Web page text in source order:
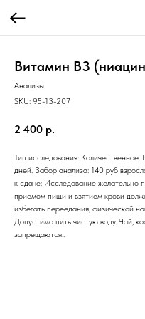
Витамин B3
Анализы
SKU: 95-13-207
2 400 р.
Тип исследования:
дней. Забор анализа: 140 руб
к сдаче: Исследование желательно
приемом пищи и взятием крови
избегать переедания, физической
Допустимо пить чистую воду. Чай,
запрещаются..